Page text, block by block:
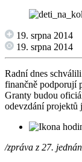
19. srpna 2014
19. srpna 2014
Radní dnes
finančně podporují
Granty budou
odevzdání projektů
/zpráva z 27.